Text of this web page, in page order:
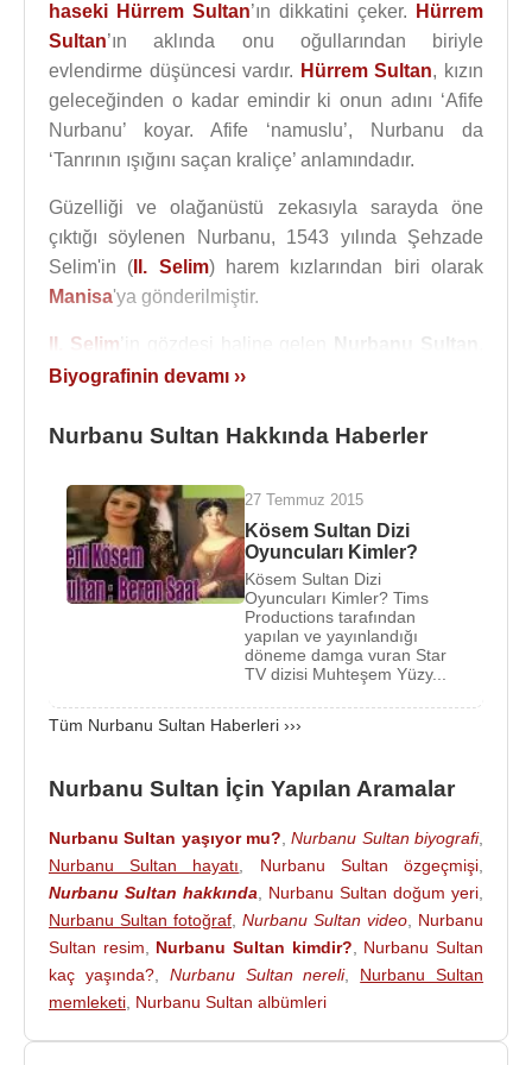
haseki Hürrem Sultan’ın dikkatini çeker.
Hürrem
Sultan’ın aklında onu oğullarından biriyle
evlendirme düşüncesi vardır. Hürrem Sultan, kızın
geleceğinden o kadar emindir ki onun adını ‘Afife
Nurbanu’ koyar. Afife ‘namuslu’, Nurbanu da
‘Tanrının ışığını saçan kraliçe’ anlamındadır.
Güzelliği ve olağanüstü zekasıyla sarayda öne
çıktığı söylenen Nurbanu, 1543 yılında Şehzade
Selim'in ( II. Selim) harem kızlarından biri olarak
Manisa'ya gönderilmiştir.
II. Selim’in gözdesi haline gelen Nurbanu Sultan
1571 yılında evlendi ve onun tahta çıkmasının
Murat, Esmehan Sultan, Şah Sultan, Gevherhan
Nurbanu Sultan , bu süre zarfında geniş kapsamlı
etkiye sahip, zorlu bir figür haline geldi. Bazı
kaynaklara göre (çoğunlukla Venedik
Nurbanu Sultan'ın nüfuzu o kadar fazlaydı ki
Sokollu Mehmed Paşa
birlikte etkili bir şekilde yönetiyordu.
EşiII. Selim’in 1574 yılında vefat etmesiyle birlikte
oğluIII. Murattahta çıkmış ve
konumuna yükselmiştir.
Valide Sultanlığı dönemindeNurbanu Sultan,
devlet yönetiminde önemli bir etkiye sahip olmuştur.
Özellikle dış politikada Venedik Cumhuriyeti ile
ilişkilerin güçlendirilmesinde rol oynadığı
düşünülmektedir. Saray içindeki nüfuzu ve siyasi
zekâsı sayesinde Osmanlı yönetiminde belirleyici
Biyografinin devamı ››
Nurbanu Sultan Hakkında Haberler
27 Temmuz 2015
Kösem Sultan Dizi
Oyuncuları Kimler?
Kösem Sultan Dizi
Oyuncuları Kimler? Tims
Productions tarafından
yapılan ve yayınlandığı
döneme damga vuran Star
TV dizisi Muhteşem Yüzy...
Tüm Nurbanu Sultan Haberleri ›››
Nurbanu Sultan İçin Yapılan Aramalar
Nurbanu Sultan yaşıyor mu? ,Nurbanu Sultan biyografi,
Nurbanu Sultan hayatı
Nurbanu Sultan özgeçmişi
Nurbanu Sultan hakkında
Nurbanu Sultan doğum yeri
Nurbanu Sultan fotoğraf Nurbanu Sultan video
Nurbanu
Sultan resim
Nurbanu Sultan kimdir?
Nurbanu Sultan
kaç yaşında?, Nurbanu Sultan nereli, Nurbanu Sultan
memleketi Nurbanu Sultan albümleri